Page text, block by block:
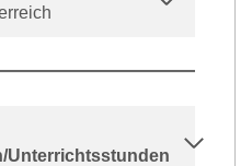
Unterrichtsstunden